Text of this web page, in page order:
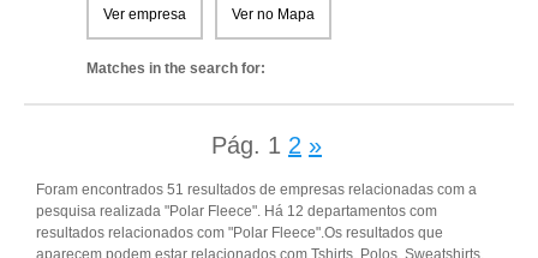
Ver empresa Ver no Mapa
Matches in the search for:
Pág. 1 2 »
Foram encontrados 51 resultados de empresas relacionadas com a
pesquisa realizada "Polar Fleece". Há 12 departamentos com
resultados relacionados com "Polar Fleece".Os resultados que
aparecem podem estar relacionados com Tshirts, Polos, Sweatshirts,